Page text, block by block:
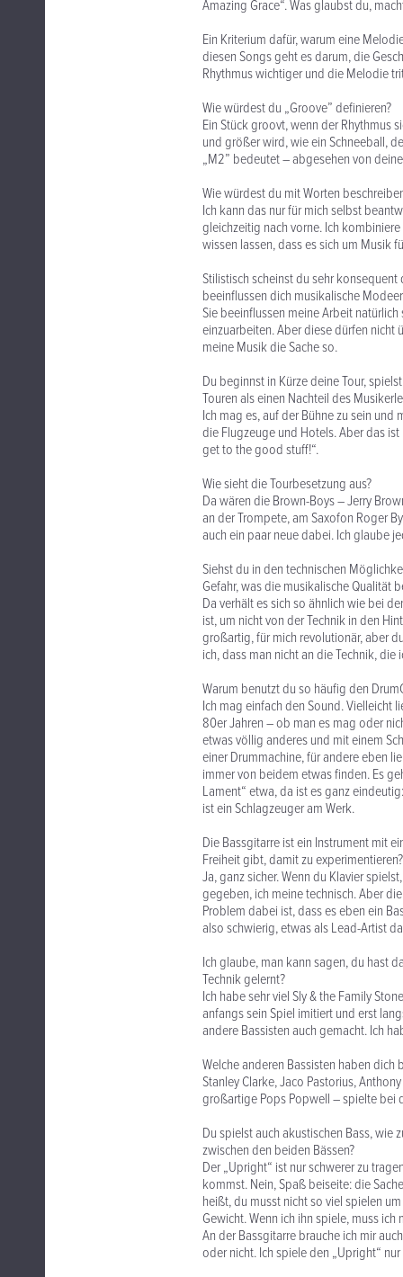
Amazing Grace“. Was glaubst du,
Ein Kriterium dafür, warum eine
diesen Songs geht es darum, die
Rhythmus wichtiger und die Melodie
Wie würdest du „Groove” definieren?
Ein Stück groovt, wenn der Rhythmus
und größer wird, wie ein Schneeball,
„M2” bedeutet – abgesehen von
Wie würdest du mit Worten
Ich kann das nur für mich selbst
gleichzeitig nach vorne. Ich
wissen lassen, dass es sich um Musik
Stilistisch scheinst du sehr
beeinflussen dich musikalische
Sie beeinflussen meine Arbeit
einzuarbeiten. Aber diese dürfen nicht
meine Musik die Sache so.
Du beginnst in Kürze deine Tour,
Touren als einen Nachteil des
Ich mag es, auf der Bühne zu sein
die Flugzeuge und Hotels. Aber das
get to the good stuff!“.
Wie sieht die Tourbesetzung aus?
Da wären die Brown-Boys – Jerry
an der Trompete, am Saxofon Roger
auch ein paar neue dabei. Ich glaube
Siehst du in den technischen
Gefahr, was die musikalische Qualität
Da verhält es sich so ähnlich wie bei
ist, um nicht von der Technik in den
großartig, für mich revolutionär, aber
ich, dass man nicht an die Technik,
Warum benutzt du so häufig den
Ich mag einfach den Sound. Vielleicht
80er Jahren – ob man es mag oder
etwas völlig anderes und mit einem
einer Drummachine, für andere eben
immer von beidem etwas finden. Es
Lament“ etwa, da ist es ganz
ist ein Schlagzeuger am Werk.
Die Bassgitarre ist ein Instrument mit
Freiheit gibt, damit zu experimentieren?
Ja, ganz sicher. Wenn du Klavier
gegeben, ich meine technisch. Aber
Problem dabei ist, dass es eben ein
also schwierig, etwas als Lead-Artist
Ich glaube, man kann sagen, du hast
Technik gelernt?
Ich habe sehr viel Sly & the Family
anfangs sein Spiel imitiert und erst
andere Bassisten auch gemacht. Ich
Welche anderen Bassisten haben dich
Stanley Clarke, Jaco Pastorius,
großartige Pops Popwell – spielte bei
Du spielst auch akustischen Bass, wie
zwischen den beiden Bässen?
Der „Upright“ ist nur schwerer zu
kommst. Nein, Spaß beiseite: die
heißt, du musst nicht so viel spielen
Gewicht. Wenn ich ihn spiele, muss
An der Bassgitarre brauche ich mir
oder nicht. Ich spiele den „Upright“